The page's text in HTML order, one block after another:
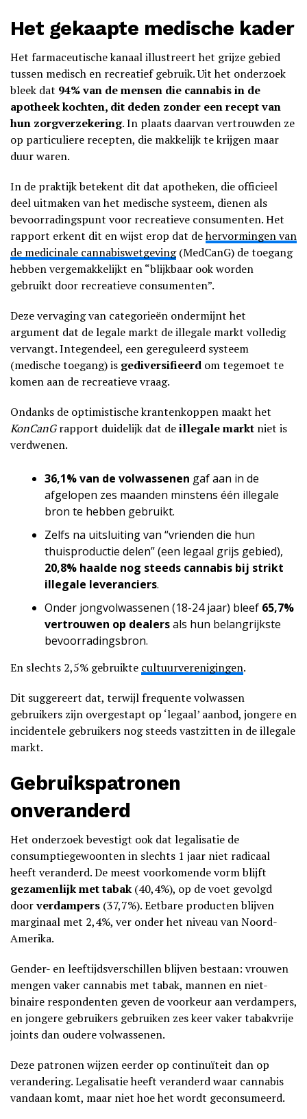
Het gekaapte medische kader
Het farmaceutische kanaal illustreert het grijze gebied
tussen medisch en recreatief gebruik. Uit het onderzoek
bleek dat 94% van de mensen die cannabis in de
apotheek kochten, dit deden zonder een recept van
hun zorgverzekering. In plaats daarvan vertrouwden ze
op particuliere recepten, die makkelijk te krijgen maar
duur waren.
In de praktijk betekent dit dat apotheken, die officieel
deel uitmaken van het medische systeem, dienen als
bevoorradingspunt voor recreatieve consumenten. Het
rapport erkent dit en wijst erop dat dehervormingen van
de medicinale cannabiswetgeving(MedCanG) de toegang
hebben vergemakkelijkt en “blijkbaar ook worden
gebruikt door recreatieve consumenten”.
Deze vervaging van categorieën ondermijnt het
argument dat de legale markt de illegale markt volledig
vervangt. Integendeel, een gereguleerd systeem
(medische toegang) is gediversifieerd om tegemoet te
komen aan de recreatieve vraag.
Ondanks de optimistische krantenkoppen maakt het
KonCanGrapport duidelijk dat deillegale markt niet is
verdwenen.
36,1% van de volwassenen gaf aan in de
afgelopen zes maanden minstens één illegale
bron te hebben gebruikt.
Zelfs na uitsluiting van “vrienden die hun
thuisproductie delen” (een legaal grijs gebied),
20,8% haalde nog steeds cannabis bij strikt
illegale leveranciers.
Onder jongvolwassenen (18-24 jaar) bleef 65,7%
vertrouwen op dealersals hun belangrijkste
bevoorradingsbron.
En slechts 2,5% gebruikte cultuurverenigingen.
Dit suggereert dat, terwijl frequente volwassen
gebruikers zijn overgestapt op ‘legaal’ aanbod, jongere en
incidentele gebruikers nog steeds vastzitten in de illegale
markt.
Gebruikspatronen
onveranderd
Het onderzoek bevestigt ook dat legalisatie de
consumptiegewoonten in slechts 1 jaar niet radicaal
heeft veranderd. De meest voorkomende vorm blijft
gezamenlijk met tabak (40,4%), op de voet gevolgd
doorverdampers (37,7%). Eetbare producten blijven
marginaal met 2,4%, ver onder het niveau van Noord-
Amerika.
Gender- en leeftijdsverschillen blijven bestaan: vrouwen
mengen vaker cannabis met tabak, mannen en niet-
binaire respondenten geven de voorkeur aan verdampers,
en jongere gebruikers gebruiken zes keer vaker tabakvrije
joints dan oudere volwassenen.
Deze patronen wijzen eerder op continuïteit dan op
verandering. Legalisatie heeft veranderd waar cannabis
vandaan komt, maar niet hoe het wordt geconsumeerd.